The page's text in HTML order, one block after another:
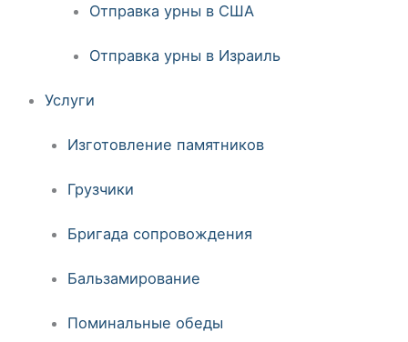
Отправка урны в США
Отправка урны в Израиль
Услуги
Изготовление памятников
Грузчики
Бригада сопровождения
Бальзамирование
Поминальные обеды